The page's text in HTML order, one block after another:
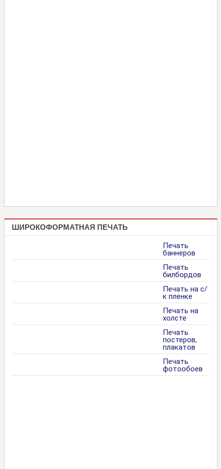
ШИРОКОФОРМАТНАЯ ПЕЧАТЬ
Печать
баннеров
Печать
билбордов
Печать на с/
к пленке
Печать на
холсте
Печать
постеров,
плакатов
Печать
фотообоев